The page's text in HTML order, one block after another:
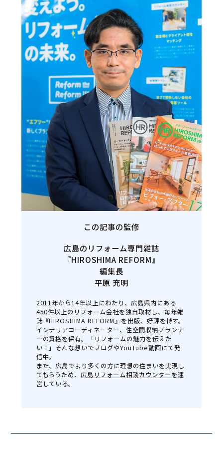
この記事の監修
広島のリフォーム専門雑誌
『HIROSHIMA REFORM』
編集長
平原 充明
2011年から14年以上にわたり、広島県内にある
450件以上のリフォーム会社を独自取材し、毎年雑
誌『HIROSHIMA REFORM』を出版、好評を博す。
インテリアコーディネーター、住空間収納プランナ
ーの資格を保有。「リフォームの魅力を伝えた
い！」そんな想いでブログやYouTube動画にて発
信中。
また、広島でより多くの方に理想の住まいを実現し
てもらうため、広島リフォーム相談カウンターを運
営している。